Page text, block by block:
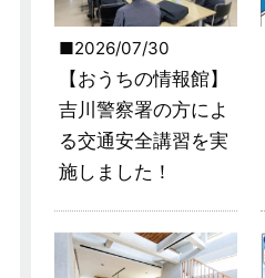
2026/07/30
【おうちの情報館】
吉川警察署の方によ
る交通安全講習を実
施しました！